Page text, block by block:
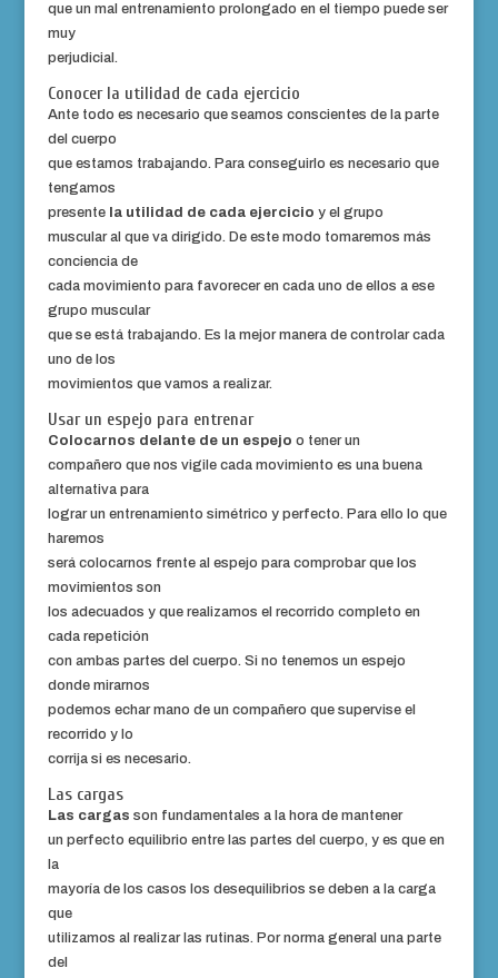
que un mal entrenamiento prolongado en el tiempo puede ser
muy
perjudicial.
Conocer la utilidad de cada ejercicio
Ante todo es necesario que seamos conscientes de la parte
del cuerpo
que estamos trabajando. Para conseguirlo es necesario que
tengamos
presente la utilidad de cada ejercicio y el grupo
muscular al que va dirigido. De este modo tomaremos más
conciencia de
cada movimiento para favorecer en cada uno de ellos a ese
grupo muscular
que se está trabajando. Es la mejor manera de controlar cada
uno de los
movimientos que vamos a realizar.
Usar un espejo para entrenar
Colocarnos delante de un espejo o tener un
compañero que nos vigile cada movimiento es una buena
alternativa para
lograr un entrenamiento simétrico y perfecto. Para ello lo que
haremos
será colocarnos frente al espejo para comprobar que los
movimientos son
los adecuados y que realizamos el recorrido completo en
cada repetición
con ambas partes del cuerpo. Si no tenemos un espejo
donde mirarnos
podemos echar mano de un compañero que supervise el
recorrido y lo
corrija si es necesario.
Las cargas
Las cargas son fundamentales a la hora de mantener
un perfecto equilibrio entre las partes del cuerpo, y es que en
la
mayoría de los casos los desequilibrios se deben a la carga
que
utilizamos al realizar las rutinas. Por norma general una parte
del